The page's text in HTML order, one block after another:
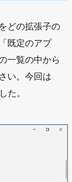
どの拡張子の
既定のアプ
一覧の中から
い。今回は
た。